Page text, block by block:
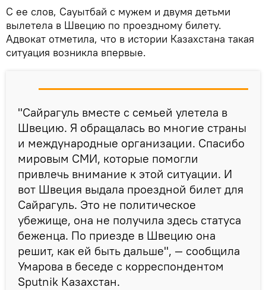
С ее слов, Сауытбай с мужем и двумя детьми
вылетела в Швецию по проездному билету.
Адвокат отметила, что в истории Казахстана такая
ситуация возникла впервые.
"Сайрагуль вместе с семьей улетела в
Швецию. Я обращалась во многие страны
и международные организации. Спасибо
мировым СМИ, которые помогли
привлечь внимание к этой ситуации. И
вот Швеция выдала проездной билет для
Сайрагуль. Это не политическое
убежище, она не получила здесь статуса
беженца. По приезде в Швецию она
решит, как ей быть дальше", — сообщила
Умарова в беседе с корреспондентом
Sputnik Казахстан.